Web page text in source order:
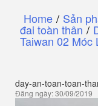
Home / Sản
đai toàn thân /
Taiwan 02 Móc
day-an-toan-toan-
Đăng ngày: 30/09/2019